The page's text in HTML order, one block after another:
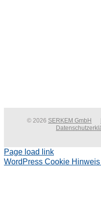
© 2026 SERKEM GmbH
Page load link
WordPress Cookie